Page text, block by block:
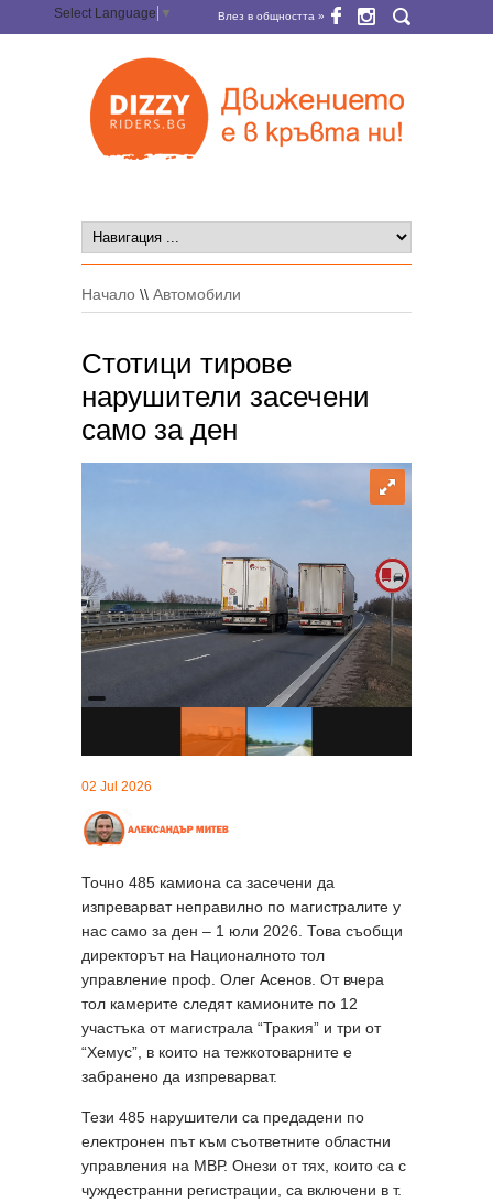
Select Language ▼ Влез в общността »
Начало \\ Автомобили
Стотици тирове
нарушители засечени
само за ден
02 Jul 2026
Точно 485 камиона са засечени да
изпреварват неправилно по магистралите у
нас само за ден – 1 юли 2026. Това съобщи
директорът на Националното тол
управление проф. Олег Асенов. От вчера
тол камерите следят камионите по 12
участъка от магистрала “Тракия” и три от
“Хемус”, в които на тежкотоварните е
забранено да изпреварват.
Тези 485 нарушители са предадени по
електронен път към съответните областни
управления на МВР. Онези от тях, които са с
чуждестранни регистрации, са включени в т.